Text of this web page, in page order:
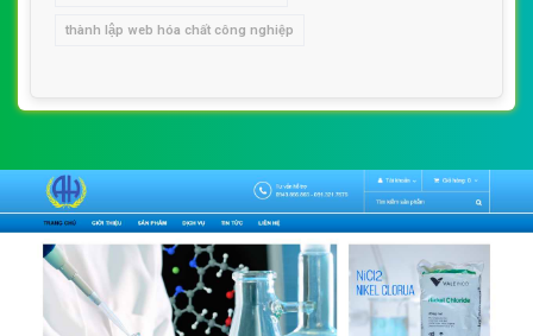
thành lập web hóa chất công nghiệp